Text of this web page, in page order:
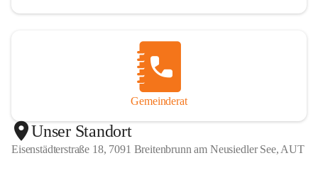
Gemeinderat
Unser Standort
Eisenstädterstraße 18, 7091 Breitenbrunn am Neusiedler See, AUT